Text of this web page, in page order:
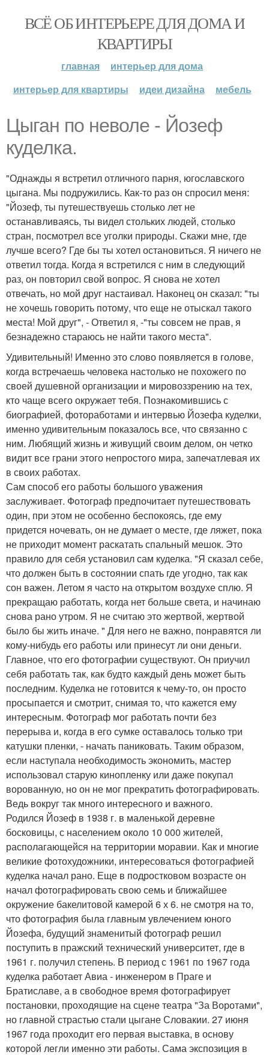
ВСЁ ОБ ИНТЕРЬЕРЕ ДЛЯ ДОМА И
КВАРТИРЫ
главная
интерьер для дома
интерьер для квартиры
идеи дизайна мебель
Цыган по неволе - Йозеф
куделка.
"Однажды я встретил отличного парня, югославского
цыгана. Мы подружились. Как-то раз он спросил меня:
"Йозеф, ты путешествуешь столько лет не
останавливаясь, ты видел стольких людей, столько
стран, посмотрел все уголки природы. Скажи мне, где
лучше всего? Где бы ты хотел остановиться. Я ничего не
ответил тогда. Когда я встретился с ним в следующий
раз, он повторил свой вопрос. Я снова не хотел
отвечать, но мой друг настаивал. Наконец он сказал: "ты
не хочешь говорить потому, что еще не отыскал такого
места! Мой друг", - Ответил я, -"ты совсем не прав, я
безнадежно стараюсь не найти такого места".
Удивительный! Именно это слово появляется в голове,
когда встречаешь человека настолько не похожего по
своей душевной организации и мировоззрению на тех,
кто чаще всего окружает тебя. Познакомившись с
биографией, фотоработами и интервью Йозефа куделки,
именно удивительным показалось все, что связанно с
ним. Любящий жизнь и живущий своим делом, он четко
видит все грани этого непростого мира, запечатлевая их
в своих работах.
Сам способ его работы большого уважения
заслуживает. Фотограф предпочитает путешествовать
один, при этом не особенно беспокоясь, где ему
придется ночевать, он не думает о месте, где ляжет, пока
не приходит момент раскатать спальный мешок. Это
правило для себя установил сам куделка. "Я сказал себе,
что должен быть в состоянии спать где угодно, так как
сон важен. Летом я часто на открытом воздухе сплю. Я
прекращаю работать, когда нет больше света, и начинаю
снова рано утром. Я не считаю это жертвой, жертвой
было бы жить иначе. " Для него не важно, понравятся ли
кому-нибудь его работы или принесут ли они деньги.
Главное, что его фотографии существуют. Он приучил
себя работать так, как будто каждый день может быть
последним. Куделка не готовится к чему-то, он просто
просыпается и смотрит, снимая то, что кажется ему
интересным. Фотограф мог работать почти без
перерыва и, когда в его сумке оставалось только три
катушки пленки, - начать паниковать. Таким образом,
если наступала необходимость экономить, мастер
использовал старую кинопленку или даже покупал
ворованную, но он не мог прекратить фотографировать.
Ведь вокруг так много интересного и важного.
Родился Йозеф в 1938 г. в маленькой деревне
босковицы, с населением около 10 000 жителей,
располагающейся на территории моравии. Как и многие
великие фотохудожники, интересоваться фотографией
куделка начал рано. Еще в подростковом возрасте он
начал фотографировать свою семь и ближайшее
окружение бакелитовой камерой 6 х 6. не смотря на то,
что фотография была главным увлечением юного
Йозефа, будущий знаменитый фотограф решил
поступить в пражский технический университет, где в
1961 г. получил степень. В период с 1961 по 1967 года
куделка работает Авиа - инженером в Праге и
Братиславе, а в свободное время фотографирует
постановки, проходящие на сцене театра "За Воротами",
но главной страстью стали цыгане Словакии. 27 июня
1967 года проходит его первая выставка, в основу
которой легли именно эти работы. Сама экспозиция в